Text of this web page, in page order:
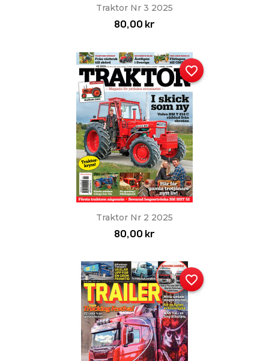
Traktor Nr 3 2025
80,00 kr
Traktor Nr 2 2025
80,00 kr
favorite_border
favorite_border